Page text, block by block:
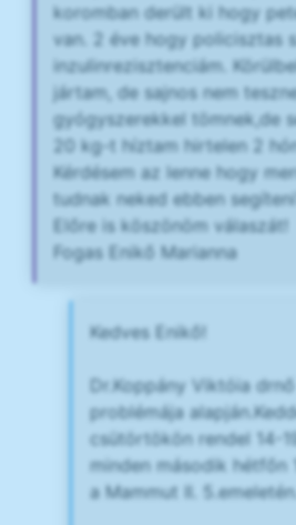
koromban derült ki hogy
van. 2 éve hogy policisztas
inzulinrezisztenciám.
jártam, de sajnos nem
gyógyszerekkel tömnek,de
20 kg-t híztam hirtelen 2
Kérdésem az lenne hogy
tudnak neked ebben
Előre is köszönöm válaszát!
Fogas Enikő Marianna
Kedves Enikő!
Dr.Koppány Viktóia
problémája
csütörtökön rendel 14-
minden második hétfőn
a Mammut II. 5.emeletén.